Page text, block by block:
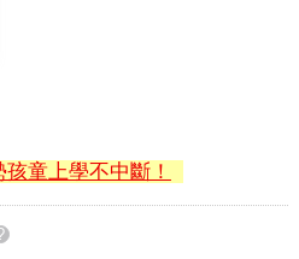
童上學不中斷！